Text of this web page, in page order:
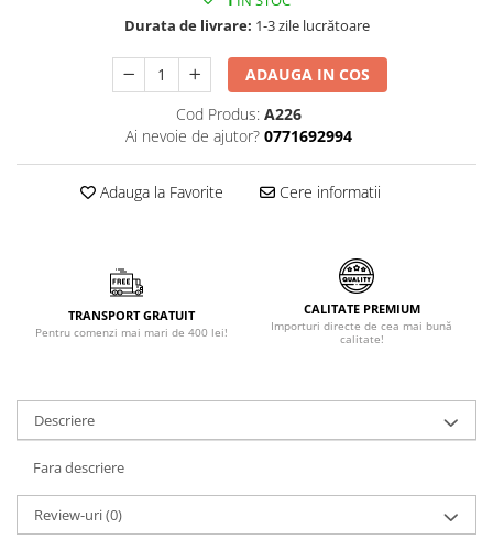
Zahăr & Îndulcitori
Creme & Esente
Paste Italiene
Durata de livrare: 1-3 zile lucrătoare
ADAUGA IN COS
Cod Produs: A226
Ai nevoie de ajutor? 0771692994
Adauga la Favorite Cere informatii
TRANSPORT GRATUIT
Pentru comenzi mai mari de 400 lei!
CALITATE PREMIUM
Importuri directe de cea mai bună
calitate!
Descriere
Fara descriere
Review-uri(0)